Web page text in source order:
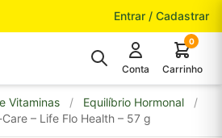
Entrar / Cadastrar
Conta
0
Carrinho
Vitaminas / Equilíbrio Hormonal
/
– Life Flo Health – 57 g